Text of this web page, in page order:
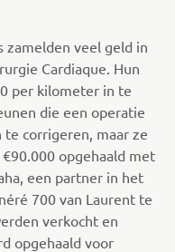
zamelden veel geld in
Cardiaque. Hun
per kilometer in te
die een operatie
corrigeren, maar ze
opgehaald met
een partner in het
700 van Laurent te
verkocht en
opgehaald voor